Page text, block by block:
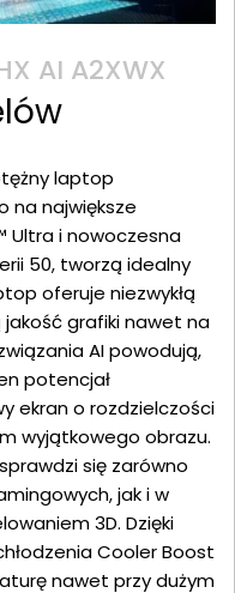
AI A2XWX
laptop
na największe
Ultra i nowoczesna
50, tworzą idealny
oferuje niezwykłą
jakość grafiki nawet na
AI powodują,
potencjał
ekran o rozdzielczości
wyjątkowego obrazu.
się zarówno
jak i w
3D. Dzięki
Cooler Boost
nawet przy dużym